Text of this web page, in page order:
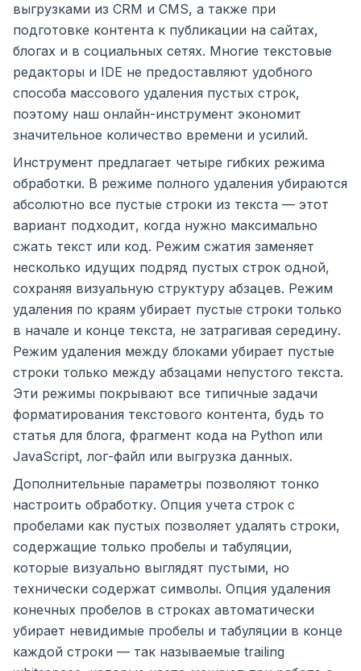
выгрузками из CRM и CMS, а также при
подготовке контента к публикации на сайтах,
блогах и в социальных сетях. Многие текстовые
редакторы и IDE не предоставляют удобного
способа массового удаления пустых строк,
поэтому наш онлайн-инструмент экономит
значительное количество времени и усилий.
Инструмент предлагает четыре гибких режима
обработки. В режиме полного удаления убираются
абсолютно все пустые строки из текста — этот
вариант подходит, когда нужно максимально
сжать текст или код. Режим сжатия заменяет
несколько идущих подряд пустых строк одной,
сохраняя визуальную структуру абзацев. Режим
удаления по краям убирает пустые строки только
в начале и конце текста, не затрагивая середину.
Режим удаления между блоками убирает пустые
строки только между абзацами непустого текста.
Эти режимы покрывают все типичные задачи
форматирования текстового контента, будь то
статья для блога, фрагмент кода на Python или
JavaScript, лог-файл или выгрузка данных.
Дополнительные параметры позволяют тонко
настроить обработку. Опция учета строк с
пробелами как пустых позволяет удалять строки,
содержащие только пробелы и табуляции,
которые визуально выглядят пустыми, но
технически содержат символы. Опция удаления
конечных пробелов в строках автоматически
убирает невидимые пробелы и табуляции в конце
каждой строки — так называемые trailing